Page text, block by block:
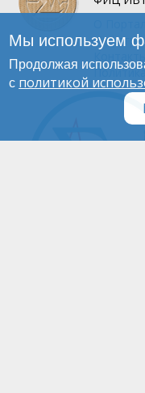
Мы используем
Продолжая
с политикой